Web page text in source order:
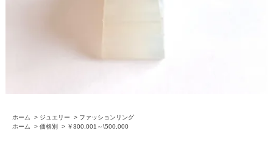
ホーム > ジュエリー > ファッションリング
ホーム
> 価格別 > ￥300,001～\500,000